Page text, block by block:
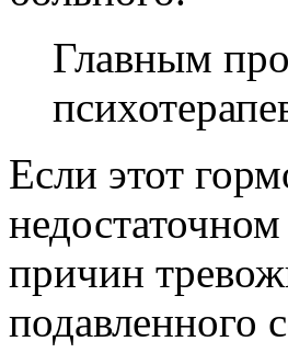
Главным
Если этот
причин
подавленного